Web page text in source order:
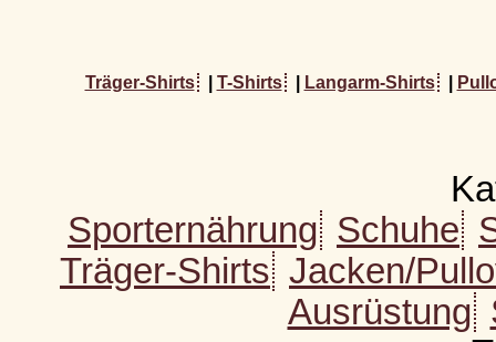
Träger-Shirts T-Shirts Langarm-Shirts
Sporternährung Schuhe
Träger-Shirts Jacken/
Ausrüstung